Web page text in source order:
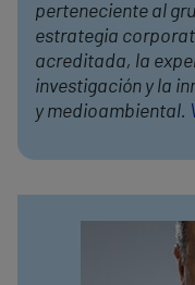
perteneciente al
estrategia
acreditada, la
investigación y la
y medioambiental.